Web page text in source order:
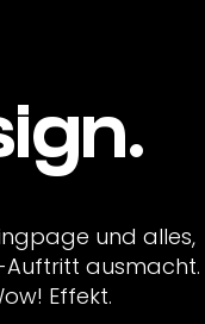
und alles,
Auftritt ausmacht.
Effekt.